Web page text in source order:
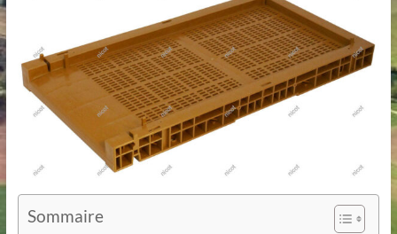
Sommaire